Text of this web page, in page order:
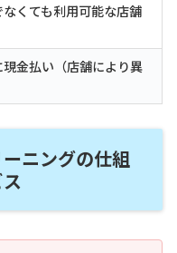
くても利用可能な店舗
金払い（店舗により異
ニングの仕組